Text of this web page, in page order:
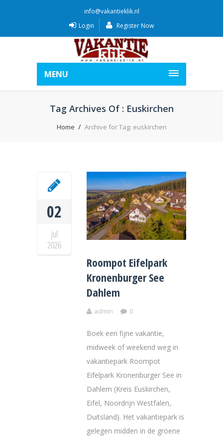
info@vakantieklik.nl
Login
Register Now
MENU
Tag Archives Of : Euskirchen
Home Archive for Tag: euskirchen
02
jul
2026
Roompot Eifelpark
Kronenburger See
Dahlem
admin 0
Boek een fijne vakantie,
midweek of weekend weg in
vakantiepark Roompot
Eifelpark Kronenburger See in
Dahlem (Kreis Euskirchen,
Eifel, Noordrijn Westfalen,
Duitsland). Het vakantiepark is
gelegen midden in de groene